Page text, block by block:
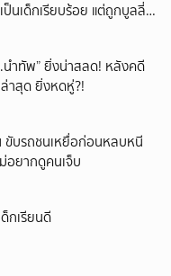
นเด็กเรียบร้อย แต่ถูกบูลลี่
มกลายเป็นแรงแค้น จนก่อ
นำทัพ” ยิ่งน่าสลด! หลังคดี
าสุด ยิ่งหดหู่?!
ขับรถชนเหยื่อก่อนหลบหนี
อยากดูคนเจ็บ
กเรียนดี